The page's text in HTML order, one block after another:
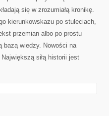
się w zrozumiałą kronikę.
kierunkowskazu po stuleciach,
przemian albo po prostu
bazą wiedzy. Nowości na
siłą historii jest